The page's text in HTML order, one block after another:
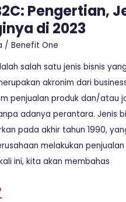
Pengertian,
di 2023
/Benefit One
salah satu jenis bisnis
akronim dari
penjualan produk dan/atau
adanya perantara. Jenis
pada akhir tahun 1990,
melakukan
ini, kita akan membahas